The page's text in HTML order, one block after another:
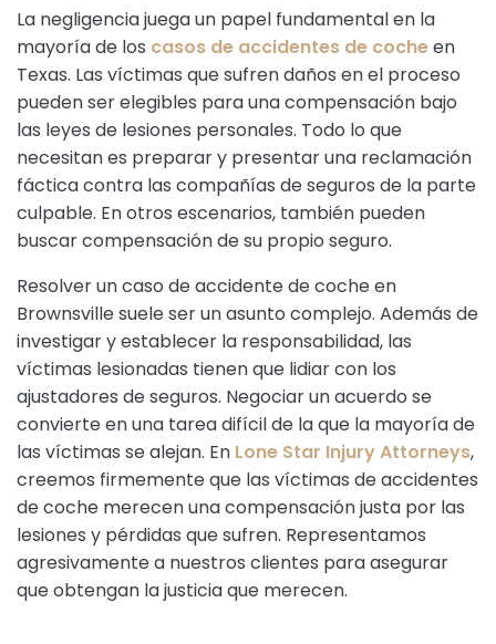
La negligencia juega un papel fundamental en la
mayoría de los casos de accidentes de cocheen
Texas. Las víctimas que sufren daños en el proceso
pueden ser elegibles para una compensación bajo
las leyes de lesiones personales. Todo lo que
necesitan es preparar y presentar una reclamación
fáctica contra las compañías de seguros de la parte
culpable. En otros escenarios, también pueden
buscar compensación de su propio seguro.
Resolver un caso de accidente de coche en
Brownsville suele ser un asunto complejo. Además de
investigar y establecer la responsabilidad, las
víctimas lesionadas tienen que lidiar con los
ajustadores de seguros. Negociar un acuerdo se
convierte en una tarea difícil de la que la mayoría de
las víctimas se alejan. En Lone Star Injury Attorneys,
creemos firmemente que las víctimas de accidentes
de coche merecen una compensación justa por las
lesiones y pérdidas que sufren. Representamos
agresivamente a nuestros clientes para asegurar
que obtengan la justicia que merecen.